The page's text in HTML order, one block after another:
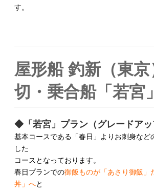
す。
屋形船 釣新（東
切・乗合船「若宮
◆「若宮」プラン（グレードアッ
基本コースである「春日」よりお刺身など
した
コースとなっております。
春日プランでの御飯ものが「あさり御飯」
丼」へと